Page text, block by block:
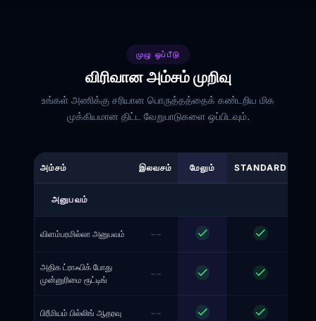
முழு ஒப்பீடு
விரிவான அம்சம் முறிவு
உங்கள் அணிக்கு சரியான பொருத்தத்தைக் கண்டறிய மிக
முக்கியமான திட்ட வேறுபாடுகளை ஒப்பிடவும்.
அம்சம் இலவசம் மேலும் STANDARD
அனுபவம்
விளம்பரமில்லா அனுபவம் --
அதிக ட்ராஃபிக் போது
முன்னுரிமை ரூட்டிங்
--
பிரீமியம் பில்லிங் ஆதரவு --